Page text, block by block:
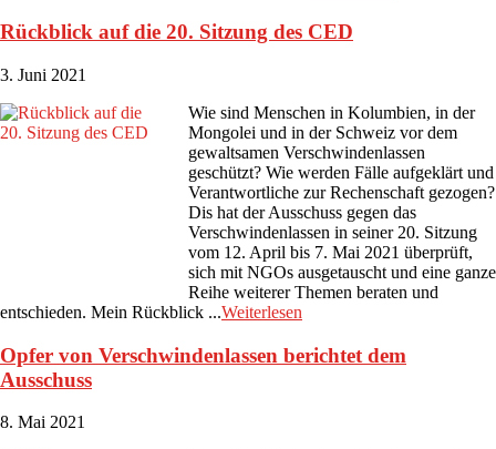
Rückblick auf die 20. Sitzung des CED
3. Juni 2021
Wie sind Menschen in Kolumbien, in der
Mongolei und in der Schweiz vor dem
gewaltsamen Verschwindenlassen
geschützt? Wie werden Fälle aufgeklärt und
Verantwortliche zur Rechenschaft gezogen?
Dis hat der Ausschuss gegen das
Verschwindenlassen in seiner 20. Sitzung
vom 12. April bis 7. Mai 2021 überprüft,
sich mit NGOs ausgetauscht und eine ganze
Reihe weiterer Themen beraten und
entschieden. Mein Rückblick ...Weiterlesen
Opfer von Verschwindenlassen berichtet dem
Ausschuss
8. Mai 2021